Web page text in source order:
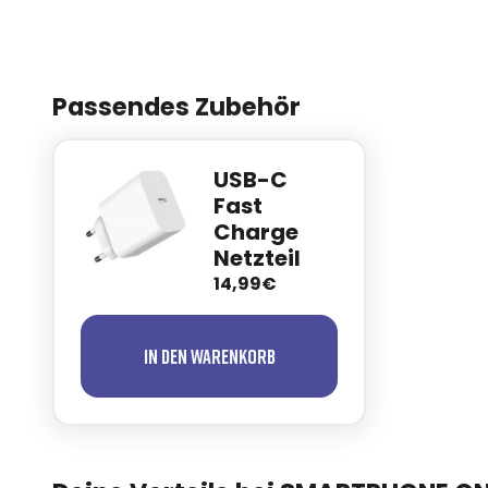
Passendes Zubehör
USB-C
Fast
Charge
Netzteil
14,99€
In den Warenkorb